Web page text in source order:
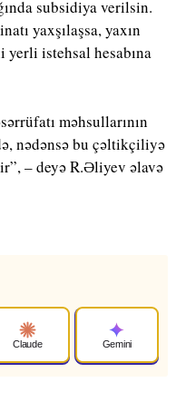
subsidiya verilsin.
yaxşılaşsa, yaxın
yerli istehsal hesabına
məhsullarının
nədənsə bu çəltikçiliyə
– deyə R.Əliyev əlavə
Claude Gemini